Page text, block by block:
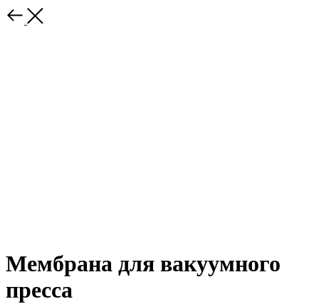
Мембрана для вакуумного
пресса